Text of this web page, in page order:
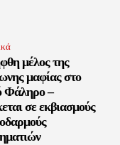
μέλος της
μαφίας στο
Φάληρο –
σε εκβιασμούς